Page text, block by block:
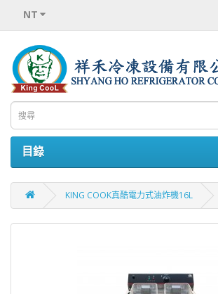
NT
目錄
KING COOK真酷電力式油炸機16L